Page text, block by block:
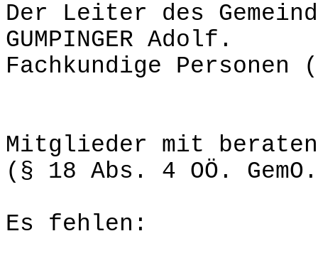
Der Leiter des
GUMPINGER Adolf.
Fachkundige Personen
Mitglieder mit
(§ 18 Abs. 4 OÖ.
Es fehlen: